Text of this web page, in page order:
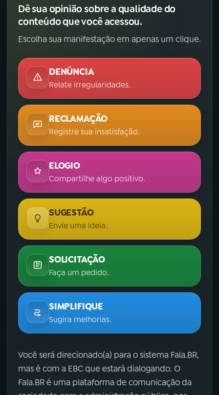
TikTok
Dê sua opinião sobre a qualidade do
conteúdo que você acessou.
Escolha sua manifestação em apenas um clique.
DENÚNCIA
Relate irregularidades.
RECLAMAÇÃO
Registre sua insatisfação.
ELOGIO
Compartilhe algo positivo.
SUGESTÃO
Envie uma ideia.
SOLICITAÇÃO
Faça um pedido.
SIMPLIFIQUE
Sugira melhorias.
Você será direcionado(a) para o sistema Fala.BR,
mas é com a EBC que estará dialogando. O
Fala.BR é uma plataforma de comunicação da